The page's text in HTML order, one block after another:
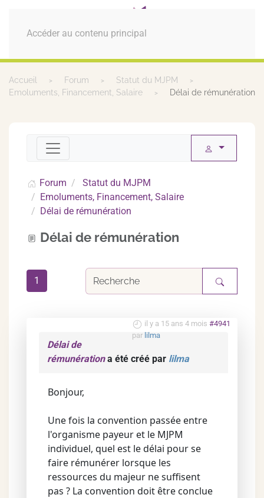
Accéder au contenu principal
MENU
Accueil Forum
Statut du MJPM
Emoluments, Financement, Salaire
Délai de rémunération
Forum
Statut du MJPM
Emoluments, Financement, Salaire
Délai de rémunération
Délai de rémunération
1
il y a 15 ans 4 mois #4941
par lilma
Délai de
rémunérationa été créé par lilma
Bonjour,
Une fois la convention passée entre
l'organisme payeur et le MJPM
individuel, quel est le délai pour se
faire rémunérer lorsque les
ressources du majeur ne suffisent
pas ? La convention doit être conclue